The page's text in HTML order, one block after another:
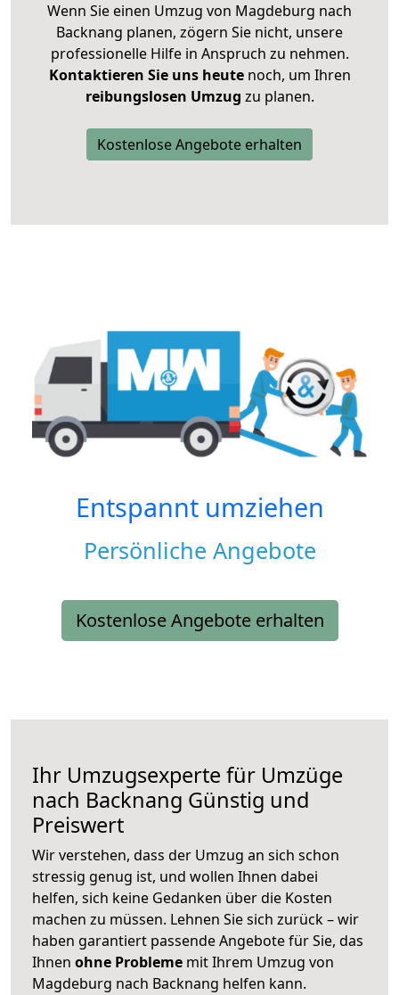
Wenn Sie einen Umzug von Magdeburg nach
Backnang planen, zögern Sie nicht, unsere
professionelle Hilfe in Anspruch zu nehmen.
Kontaktieren Sie uns heutenoch, um Ihren
reibungslosen Umzug zu planen.
Kostenlose Angebote erhalten
Entspannt umziehen
Persönliche Angebote
Kostenlose Angebote erhalten
Ihr Umzugsexperte für Umzüge
nach Backnang Günstig und
Preiswert
Wir verstehen, dass der Umzug an sich schon
stressig genug ist, und wollen Ihnen dabei
helfen, sich keine Gedanken über die Kosten
machen zu müssen. Lehnen Sie sich zurück – wir
haben garantiert passende Angebote für Sie, das
Ihnen ohne Probleme mit Ihrem Umzug von
Magdeburg nach Backnang helfen kann.